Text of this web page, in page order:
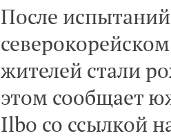
После
жителей стали
этом сообщает
Ilbo со ссылкой